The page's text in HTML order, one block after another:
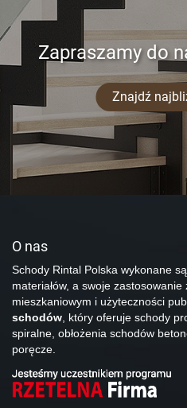
Zapraszamy do
Znajdź
O nas
Schody Rintal Polska wykonane
materiałów, a swoje
mieszkaniowym i użyteczności
schodów, który oferuje schody
spiralne, obłożenia schodów
poręcze.